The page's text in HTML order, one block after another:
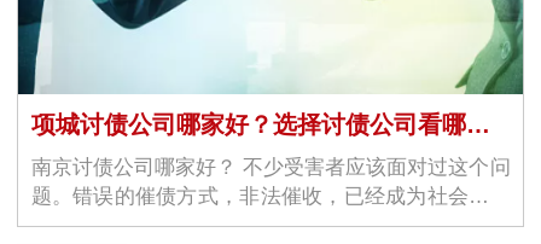
项城讨债公司哪家好？选择讨债公司看哪几个方面？
南京讨债公司哪家好？ 不少受害者应该面对过这个问
题。错误的催债方式，非法催收，已经成为社会上一
大问题。当受害者觉得无…